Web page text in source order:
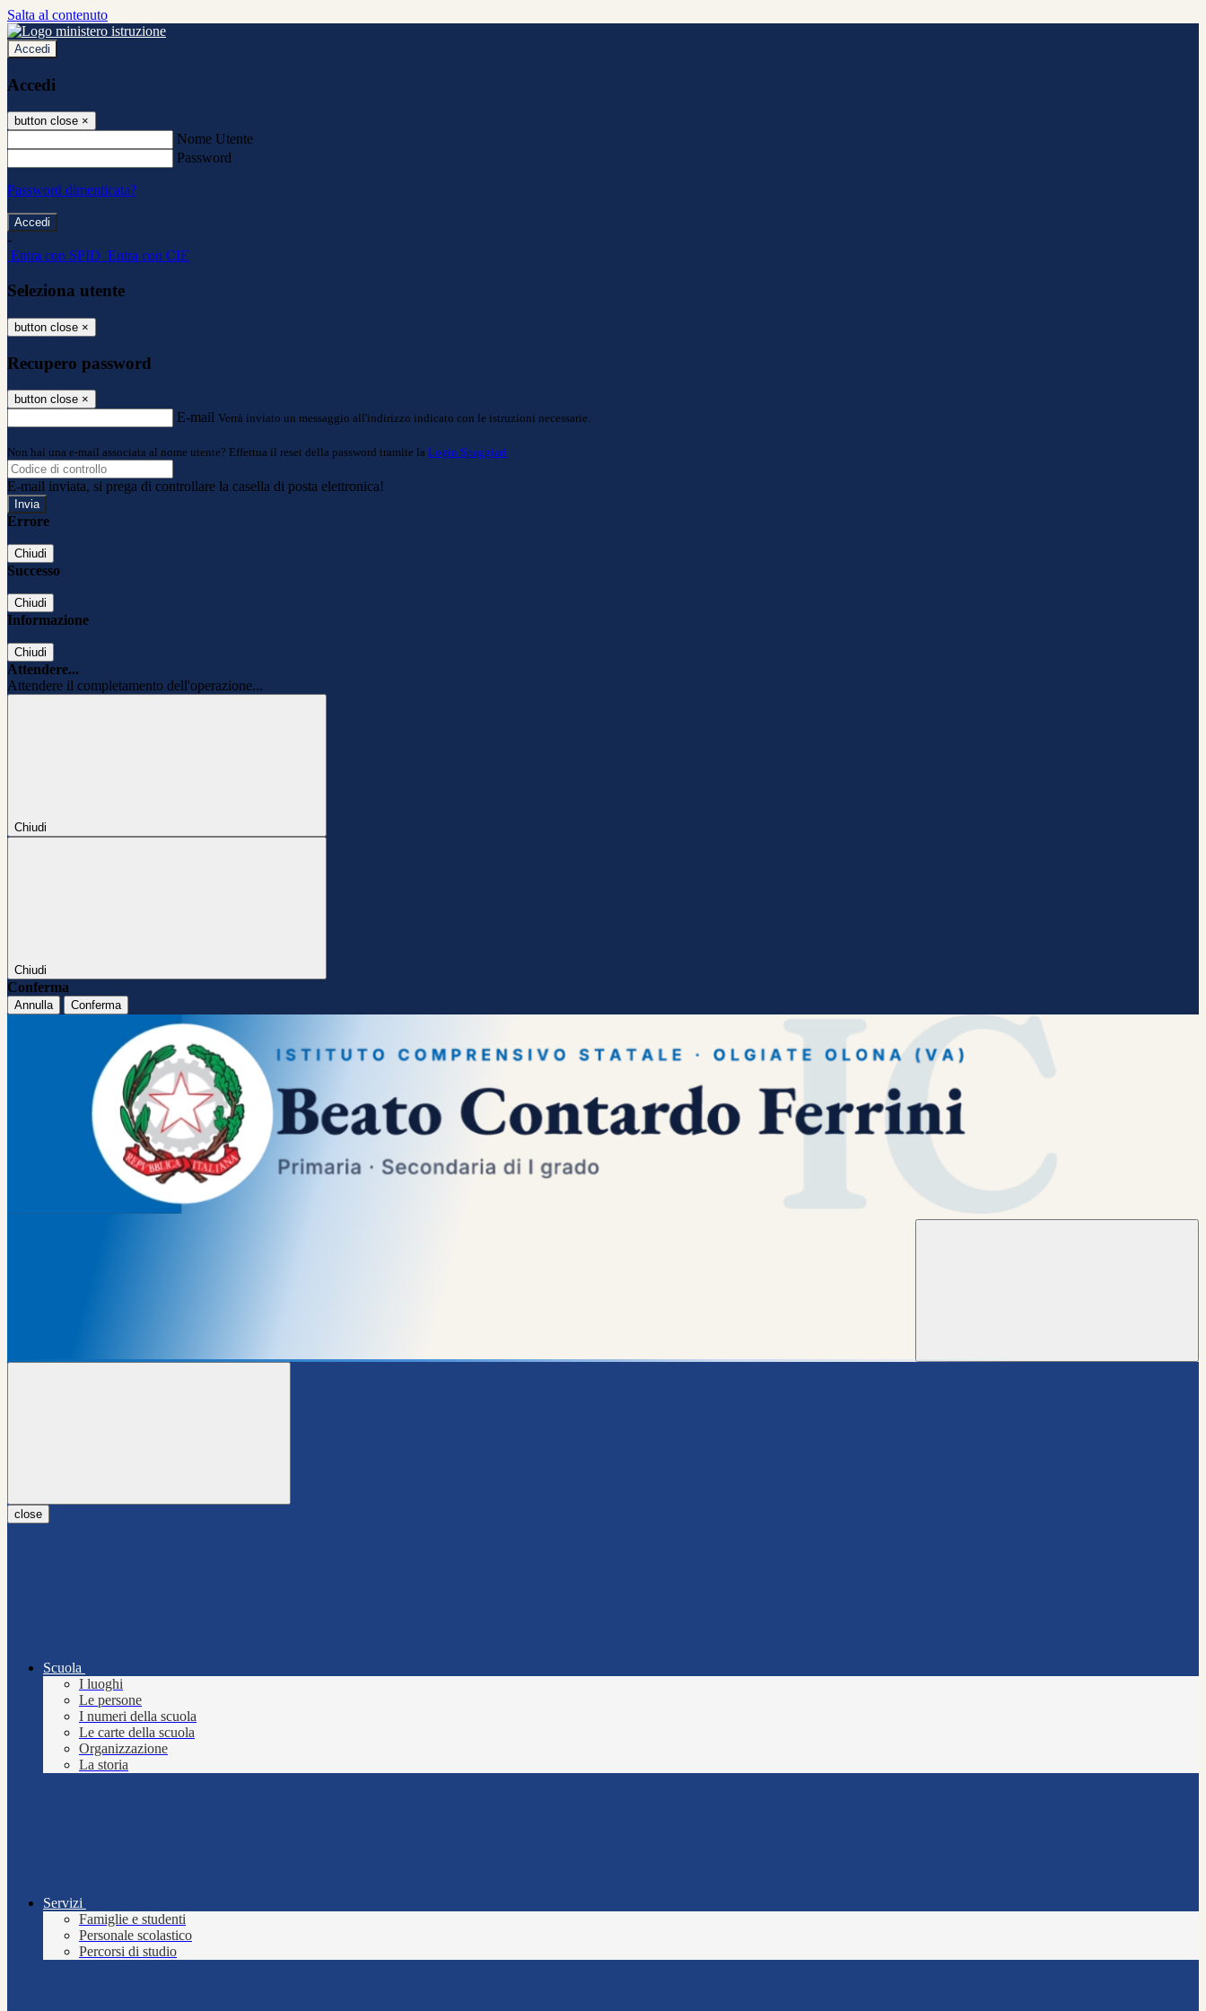
Salta al contenuto
Accedi
Accedi
button close ×
Nome Utente
Password
Password dimenticata?
-
Entra con SPID Entra con CIE
Seleziona utente
button close ×
Recupero password
button close ×
E-mail Verrà inviato un messaggio all'indirizzo indicato con le istruzioni necessarie.
Non hai una e-mail associata al nome utente? Effettua il reset della password tramite la Login Spaggiari
E-mail inviata, si prega di controllare la casella di posta elettronica!
Errore
Chiudi
Successo
Chiudi
Informazione
Chiudi
Attendere...
Attendere il completamento dell'operazione...
Chiudi
Chiudi
Conferma
Annulla Conferma
close
Scuola
I luoghi
Le persone
I numeri della scuola
Le carte della scuola
Organizzazione
La storia
Servizi
Famiglie e studenti
Personale scolastico
Percorsi di studio